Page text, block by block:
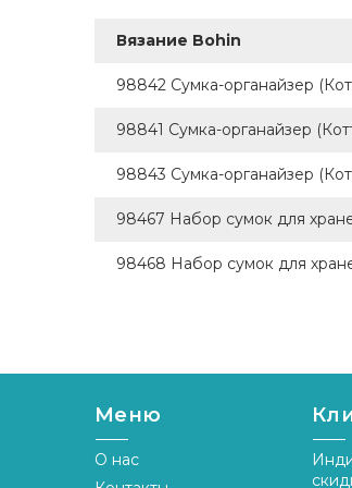
Ярна (+6)
LAMANA (+10)
Circulo (+95)
Avanti (+3)
Вязание Bohin
98842 Сумка-органайзер
98841 Сумка-органайзер
98843 Сумка-органайзер
98467 Набор сумок для
98468 Набор сумок для
Меню
О нас